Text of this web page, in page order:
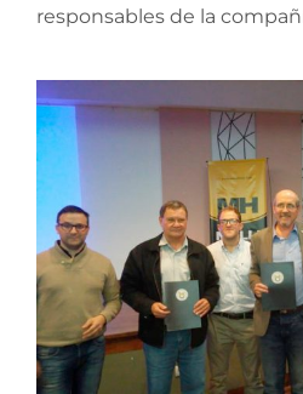
responsables de la